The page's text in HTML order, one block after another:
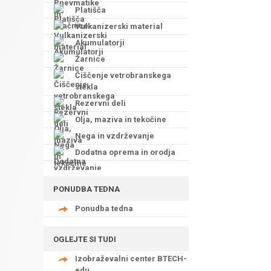
Platišča
Vulkanizerski material
Akumulatorji
Žarnice
Čiščenje vetrobranskega
stekla
Rezervni deli
Olja, maziva in tekočine
Nega in vzdrževanje
Dodatna oprema in orodja
PONUDBA TEDNA
Ponudba tedna
OGLEJTE SI TUDI
Izobraževalni center BTECH-